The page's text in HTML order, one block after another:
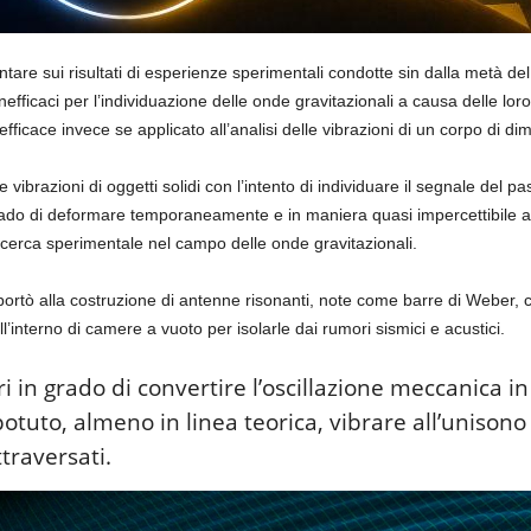
sui risultati di esperienze sperimentali condotte sin dalla metà
per l’individuazione delle onde gravitazionali a causa delle
invece se applicato all’analisi delle vibrazioni di un corpo di
vibrazioni di oggetti solidi con l’intento di individuare il segnale del
di deformare temporaneamente e in maniera quasi impercettibile
sperimentale nel campo delle onde gravitazionali.
alla costruzione di antenne risonanti, note come barre di Weber,
di camere a vuoto per isolarle dai rumori sismici e acustici.
in grado di convertire l’oscillazione meccanica
almeno in linea teorica, vibrare all’unisono